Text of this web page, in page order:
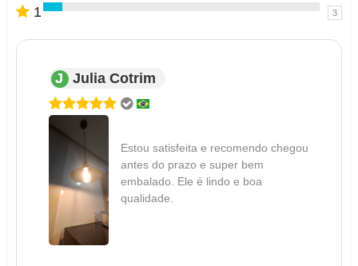
1 3
J Julia Cotrim
Estou satisfeita e recomendo chegou
antes do prazo e super bem
embalado. Ele é lindo e boa
qualidade.